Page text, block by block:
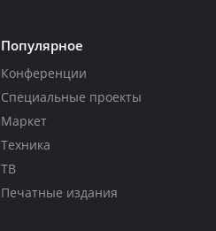
Популярное
Конференции
Специальные проекты
Маркет
Техника
ТВ
Печатные издания